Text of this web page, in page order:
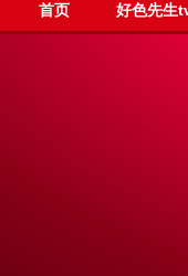
首页 好色先生